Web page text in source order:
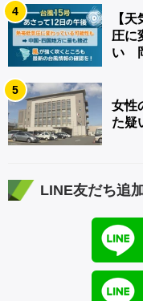
4
【
圧に
い
5
女性
た
LINE友だち追